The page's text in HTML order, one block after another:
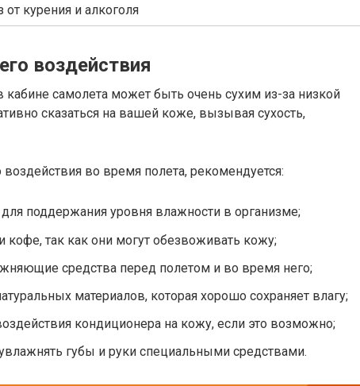
от курения и алкоголя
воздействия
кабине самолета может быть очень сухим из-за низкой
сказаться на вашей коже, вызывая сухость,
во время полета, рекомендуется:
поддержания уровня влажности в организме;
кофе, так как они могут обезвоживать кожу;
средства перед полетом и во время него;
материалов, которая хорошо сохраняет влагу;
кондиционера на кожу, если это возможно;
губы и руки специальными средствами.